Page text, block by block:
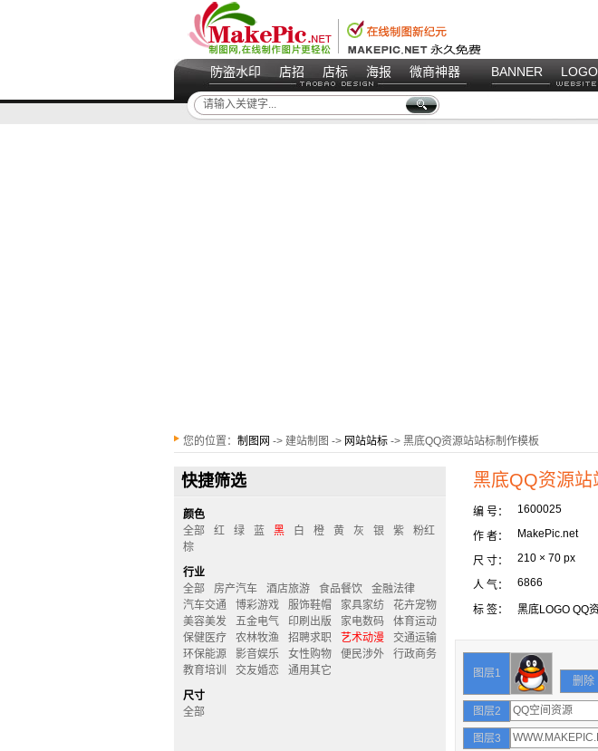
防盗水印 店招 店标 海报 微商神器 BANNER LOGO
您的位置： 制图网 -> 建站制图 -> 网站站标 -> 黑底QQ资源站站标制作模板
快捷筛选
颜色
全部
红 绿 蓝 黑 白 橙 黄 灰 银 紫
粉红
棕
行业
全部
房产汽车 酒店旅游 食品餐饮
金融法律
汽车交通
博彩游戏 服饰鞋帽 家具家纺
花卉宠物
美容美发
五金电气 印刷出版 家电数码
体育运动
保健医疗
农林牧渔 招聘求职 艺术动漫
交通运输
环保能源
影音娱乐 女性购物 便民涉外
行政商务
教育培训
交友婚恋
通用其它
尺寸
全部
黑底QQ资源站
编 号： 1600025
作 者： MakePic.net
尺 寸： 210 × 70 px
人 气： 6866
标 签： 黑底LOGO QQ
图层1
删除
图层2
图层3